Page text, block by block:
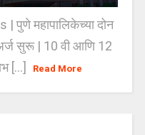
महापालिकेच्या दोन
सुरू | 10 वी आणि 12
[...]
Read More